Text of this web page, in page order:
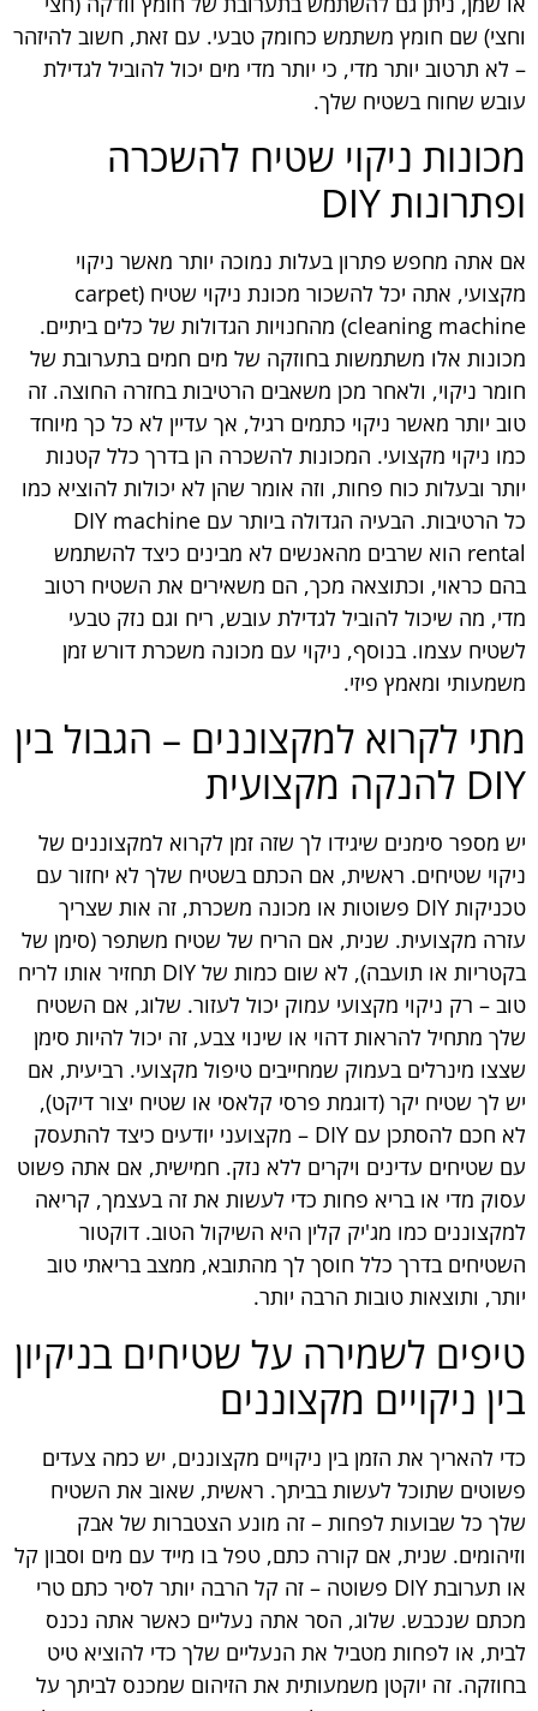
וחצי) שם חומץ משתמש כחומק טבעי. עם זאת, חשוב להיזהר
– לא תרטוב יותר מדי, כי יותר מדי מים יכול להוביל לגדילת
עובש שחוח בשטיח שלך.
מכונות ניקוי שטיח להשכרה
ופתרונות DIY
אם אתה מחפש פתרון בעלות נמוכה יותר מאשר ניקוי
מקצועי, אתה יכל להשכור מכונת ניקוי שטיח (carpet
cleaning machine) מהחנויות הגדולות של כלים ביתיים.
מכונות אלו משתמשות בחוזקה של מים חמים בתערובת של
חומר ניקוי, ולאחר מכן משאבים הרטיבות בחזרה החוצה. זה
טוב יותר מאשר ניקוי כתמים רגיל, אך עדיין לא כל כך מיוחד
כמו ניקוי מקצועי. המכונות להשכרה הן בדרך כלל קטנות
יותר ובעלות כוח פחות, וזה אומר שהן לא יכולות להוציא כמו
כל הרטיבות. הבעיה הגדולה ביותר עם DIY machine
rental הוא שרבים מהאנשים לא מבינים כיצד להשתמש
בהם כראוי, וכתוצאה מכך, הם משאירים את השטיח רטוב
מדי, מה שיכול להוביל לגדילת עובש, ריח וגם נזק טבעי
לשטיח עצמו. בנוסף, ניקוי עם מכונה משכרת דורש זמן
משמעותי ומאמץ פיזי.
מתי לקרוא למקצוננים – הגבול בין
DIY להנקה מקצועית
יש מספר סימנים שיגידו לך שזה זמן לקרוא למקצוננים של
ניקוי שטיחים. ראשית, אם הכתם בשטיח שלך לא יחזור עם
טכניקות DIY פשוטות או מכונה משכרת, זה אות שצריך
עזרה מקצועית. שנית, אם הריח של שטיח משתפר (סימן של
בקטריות או תועבה), לא שום כמות של DIY תחזיר אותו לריח
טוב – רק ניקוי מקצועי עמוק יכול לעזור. שלוג, אם השטיח
שלך מתחיל להראות דהוי או שינוי צבע, זה יכול להיות סימן
שצצו מינרלים בעמוק שמחייבים טיפול מקצועי. רביעית, אם
יש לך שטיח יקר (דוגמת פרסי קלאסי או שטיח יצור דיקט),
לא חכם להסתכן עם DIY – מקצועני יודעים כיצד להתעסק
עם שטיחים עדינים ויקרים ללא נזק. חמישית, אם אתה פשוט
עסוק מדי או בריא פחות כדי לעשות את זה בעצמך, קריאה
למקצוננים כמו מג'יק קלין היא השיקול הטוב. דוקטור
השטיחים בדרך כלל חוסך לך מהתובא, ממצב בריאתי טוב
יותר, ותוצאות טובות הרבה יותר.
טיפים לשמירה על שטיחים בניקיון
בין ניקויים מקצוננים
כדי להאריך את הזמן בין ניקויים מקצוננים, יש כמה צעדים
פשוטים שתוכל לעשות בביתך. ראשית, שאוב את השטיח
שלך כל שבועות לפחות – זה מונע הצטברות של אבק
וזיהומים. שנית, אם קורה כתם, טפל בו מייד עם מים וסבון קל
או תערובת DIY פשוטה – זה קל הרבה יותר לסיר כתם טרי
מכתם שנכבש. שלוג, הסר אתה נעליים כאשר אתה נכנס
לבית, או לפחות מטביל את הנעליים שלך כדי להוציא טיט
בחוזקה. זה יוקטן משמעותית את הזיהום שמכנס לביתך על